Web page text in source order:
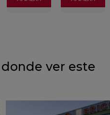
ver este